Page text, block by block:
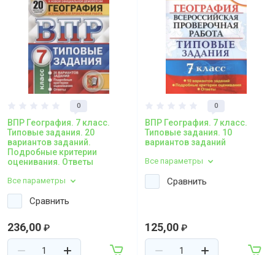
0
ВПР География. 7 класс.
Типовые задания. 20
вариантов заданий.
Подробные критерии
оценивания. Ответы
Все параметры
Сравнить
236,00 ₽
0
ВПР География. 7 класс.
Типовые задания. 10
вариантов заданий
Все параметры
Сравнить
125,00 ₽